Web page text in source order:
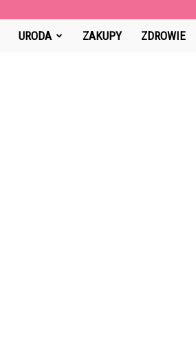
URODA ZAKUPY ZDROWIE